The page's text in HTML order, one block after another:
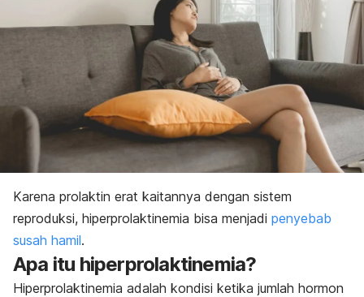
Karena prolaktin erat kaitannya dengan sistem
reproduksi, hiperprolaktinemia bisa menjadi penyebab
susah hamil.
Apa itu hiperprolaktinemia?
Hiperprolaktinemia adalah kondisi ketika jumlah hormon